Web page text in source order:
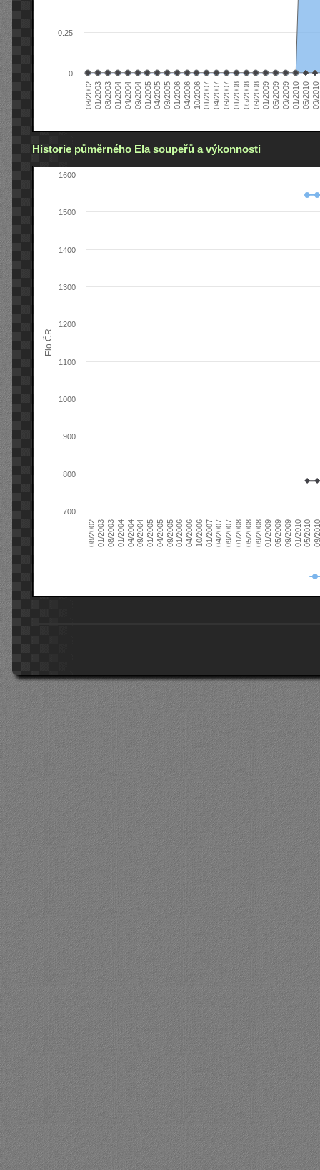
08/200201/200308/200301/200404/200409/200401/200504/200509/200501/200604/200610/200601/200704/200709/200701/200805/200809/200801/200905/200909/200901/201005/201009/2010
0
0.25
Historie půměrného Ela soupeřů a výkonnosti
Elo ČR
08/200201/200308/200301/200404/200409/200401/200504/200509/200501/200604/200610/200601/200704/200709/200701/200805/200809/200801/200905/200909/200901/201005/201009/
700
800
900
1000
1100
1200
1300
1400
1500
1600